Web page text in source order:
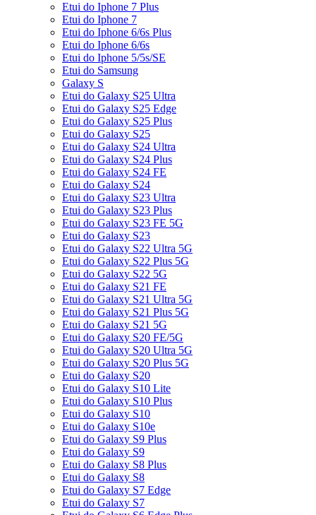
Etui do Iphone 7 Plus
Etui do Iphone 7
Etui do Iphone 6/6s Plus
Etui do Iphone 6/6s
Etui do Iphone 5/5s/SE
Etui do Samsung
Galaxy S
Etui do Galaxy S25 Ultra
Etui do Galaxy S25 Edge
Etui do Galaxy S25 Plus
Etui do Galaxy S25
Etui do Galaxy S24 Ultra
Etui do Galaxy S24 Plus
Etui do Galaxy S24 FE
Etui do Galaxy S24
Etui do Galaxy S23 Ultra
Etui do Galaxy S23 Plus
Etui do Galaxy S23 FE 5G
Etui do Galaxy S23
Etui do Galaxy S22 Ultra 5G
Etui do Galaxy S22 Plus 5G
Etui do Galaxy S22 5G
Etui do Galaxy S21 FE
Etui do Galaxy S21 Ultra 5G
Etui do Galaxy S21 Plus 5G
Etui do Galaxy S21 5G
Etui do Galaxy S20 FE/5G
Etui do Galaxy S20 Ultra 5G
Etui do Galaxy S20 Plus 5G
Etui do Galaxy S20
Etui do Galaxy S10 Lite
Etui do Galaxy S10 Plus
Etui do Galaxy S10
Etui do Galaxy S10e
Etui do Galaxy S9 Plus
Etui do Galaxy S9
Etui do Galaxy S8 Plus
Etui do Galaxy S8
Etui do Galaxy S7 Edge
Etui do Galaxy S7